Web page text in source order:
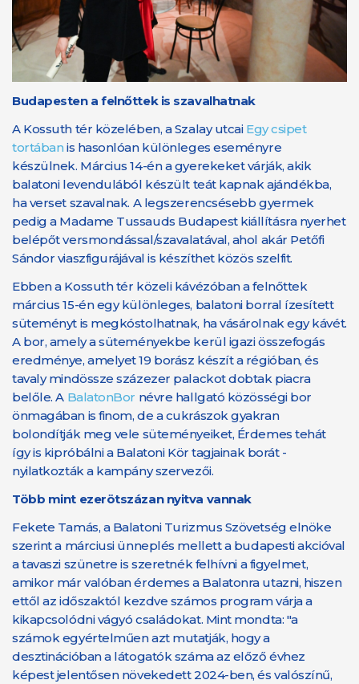
Budapesten a felnőttek is szavalhatnak
A Kossuth tér közelében, a Szalay utcai Egy csipet
tortában is hasonlóan különleges eseményre
készülnek. Március 14-én a gyerekeket várják, akik
balatoni levendulából készült teát kapnak ajándékba,
ha verset szavalnak. A legszerencsésebb gyermek
pedig a Madame Tussauds Budapest kiállításra nyerhet
belépőt versmondással/szavalatával, ahol akár Petőfi
Sándor viaszfigurájával is készíthet közös szelfit.
Ebben a Kossuth tér közeli kávézóban a felnőttek
március 15-én egy különleges, balatoni borral ízesített
süteményt is megkóstolhatnak, ha vásárolnak egy kávét.
A bor, amely a süteményekbe kerül igazi összefogás
eredménye, amelyet 19 borász készít a régióban, és
tavaly mindössze százezer palackot dobtak piacra
belőle. A BalatonBor névre hallgató közösségi bor
önmagában is finom, de a cukrászok gyakran
bolondítják meg vele süteményeiket, Érdemes tehát
így is kipróbálni a Balatoni Kör tagjainak borát -
nyilatkozták a kampány szervezői.
Több mint ezerötszázan nyitva vannak
Fekete Tamás, a Balatoni Turizmus Szövetség elnöke
szerint a márciusi ünneplés mellett a budapesti akcióval
a tavaszi szünetre is szeretnék felhívni a figyelmet,
amikor már valóban érdemes a Balatonra utazni, hiszen
ettől az időszaktól kezdve számos program várja a
kikapcsolódni vágyó családokat. Mint mondta: "a
számok egyértelműen azt mutatják, hogy a
desztinációban a látogatók száma az előző évhez
képest jelentősen növekedett 2024-ben, és valószínű,